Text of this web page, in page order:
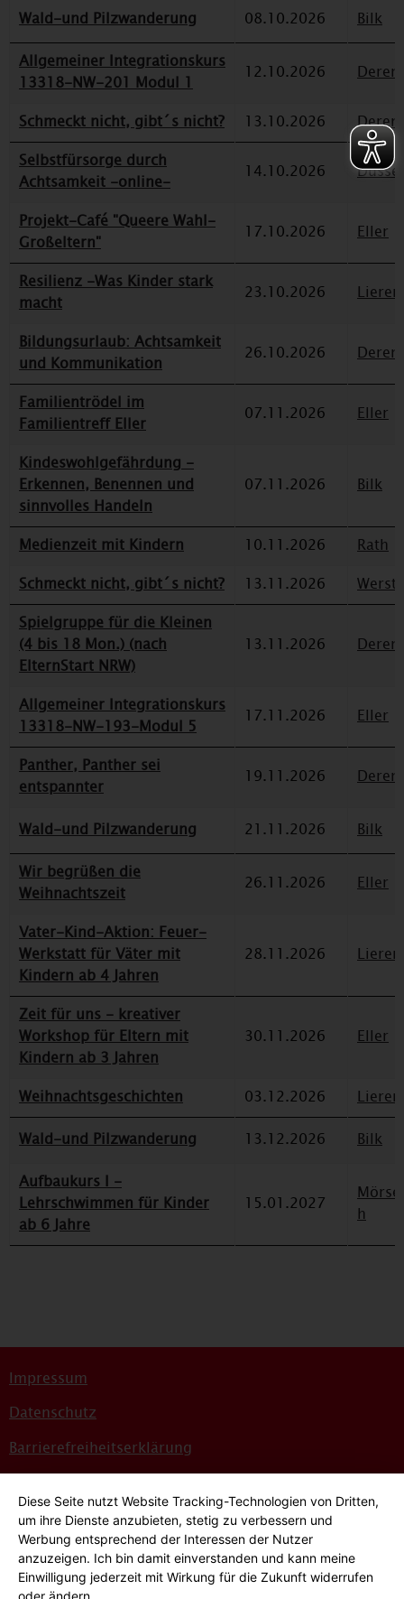
Wald-und Pilzwanderung 08.10.2026
Bilk
Allgemeiner Integrationskurs
13318-NW-201 Modul 1
12.10.2026
Schmeckt nicht, gibt´s nicht? 13.10.2026
Selbstfürsorge durch
Achtsamkeit -online-
14.10.2026
Projekt-Café "Queere Wahl-
Großeltern"
17.10.2026 Eller
Resilienz -Was Kinder stark
macht
23.10.2026
Bildungsurlaub: Achtsamkeit
und Kommunikation
26.10.2026
Familientrödel im
Familientreff Eller
07.11.2026 Eller
Kindeswohlgefährdung -
Erkennen, Benennen und
sinnvolles Handeln
07.11.2026 Bilk
Medienzeit mit Kindern 10.11.2026
Rath
Schmeckt nicht, gibt´s nicht?
13.11.2026
Spielgruppe für die Kleinen
(4 bis 18 Mon.) (nach
ElternStart NRW)
13.11.2026
Allgemeiner Integrationskurs
13318-NW-193-Modul 5
17.11.2026 Eller
Panther, Panther sei
entspannter
19.11.2026
Wald-und Pilzwanderung 21.11.2026
Bilk
Wir begrüßen die
Weihnachtszeit
26.11.2026 Eller
Vater-Kind-Aktion: Feuer-
Werkstatt für Väter mit
Kindern ab 4 Jahren
28.11.2026
Zeit für uns - kreativer
Workshop für Eltern mit
Kindern ab 3 Jahren
30.11.2026 Eller
Weihnachtsgeschichten 03.12.2026
Wald-und Pilzwanderung
13.12.2026
Bilk
Aufbaukurs I -
Lehrschwimmen für Kinder
ab 6 Jahre
15.01.2027
h
Impressum
Datenschutz
Barrierefreiheitserklärung
Bildnachweise
Hinweisgeber*innensystem
Cookie-Einstellungen
Diese Seite nutzt Website Tracking-Technologien von Dritten,
um ihre Dienste anzubieten, stetig zu verbessern und
Werbung entsprechend der Interessen der Nutzer
anzuzeigen. Ich bin damit einverstanden und kann meine
Einwilligung jederzeit mit Wirkung für die Zukunft widerrufen
oder ändern.